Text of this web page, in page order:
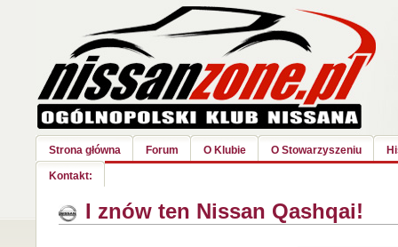
Strona główna Forum O Klubie O Stowarzyszeniu
Kontakt:
I znów ten Nissan Qashqai!